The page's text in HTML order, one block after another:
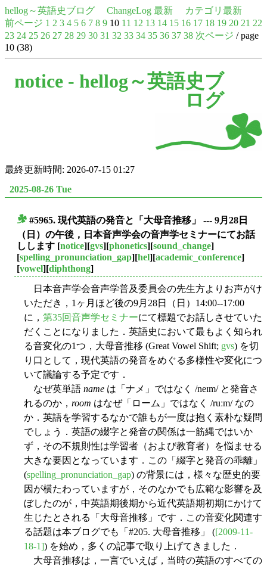
hellog～英語史ブログ ChangeLog 最新
カテゴリ最新
前ページ 1 2 3 4 5 6 7 8 9 10 11 12 13 14 15 16 17 18 19 20 21 22
23 24 25 26 27 28 29 30 31 32 33 34 35 36 37 38 次ページ / page
10 (38)
notice - hellog～英語史ブ
ログ
最終更新時間: 2026-07-15 01:27
2025-08-26 Tue
#5965. 現代英語の発音と「大母音推移」 --- 9月28日
（日）の午後，日本音声学会の音声学セミナーにてお話
しします [notice][gvs][phonetics][sound_change]
[spelling_pronunciation_gap][hel][academic_conference]
[vowel][diphthong]
日本音声学会音声学普及委員会の先生方よりお声がけ
いただき，1ヶ月ほど後の9月28日（日）14:00--17:00
に， 第35回音声学セミナーにて標題でお話しさせていた
だくことになりました．英語史において最もよく知られ
る音変化の1つ，大母音推移 (Great Vowel Shift; gvs) を切
り口として，現代英語の発音をめぐる多様性や変化につ
いて議論する予定です．
なぜ英単語 name は「ナメ」ではなく /neɪm/ と発音さ
れるのか， room はなぜ「ローム」ではなく /ruːm/ なの
か．英語を学習するなかで誰もが一度は抱く素朴な疑問
でしょう．英語の綴字と発音の関係は一筋縄ではいか
ず，その不規則性は学習者（および教育者）を悩ませる
大きな要因となっています．この「綴字と発音の乖離」
(spelling_pronunciation_gap) の背景には，様々な歴史的要
因が横たわっていますが，そのなかでも広範な影響を及
ぼしたのが，中英語期後期から近代英語期初期にかけて
生じたとされる「大母音推移」です．この音変化関連す
る話題は本ブログでも「#205. 大母音推移」 ([2009-11-
18-1]) を始め，多くの記事で取り上げてきました．
大母音推移は，一言でいえば，当時の英語のすべての